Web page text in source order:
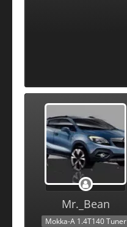
Mr._Bean
Mokka-A 1.4T140 Tuner